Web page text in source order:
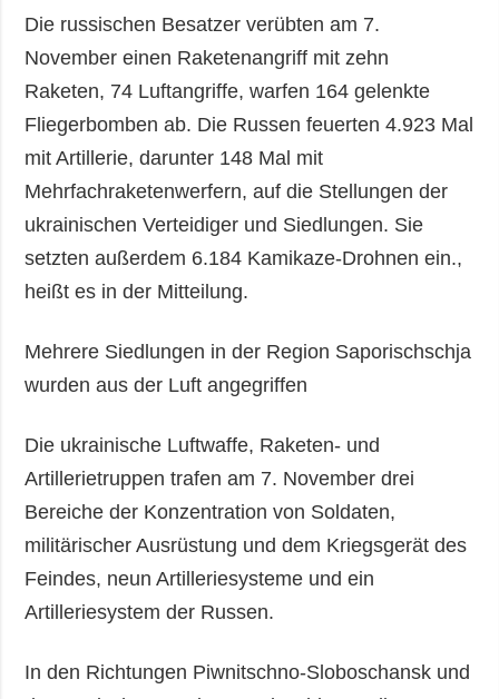
Die russischen Besatzer verübten am 7.
November einen Raketenangriff mit zehn
Raketen, 74 Luftangriffe, warfen 164 gelenkte
Fliegerbomben ab. Die Russen feuerten 4.923 Mal
mit Artillerie, darunter 148 Mal mit
Mehrfachraketenwerfern, auf die Stellungen der
ukrainischen Verteidiger und Siedlungen. Sie
setzten außerdem 6.184 Kamikaze-Drohnen ein.,
heißt es in der Mitteilung.
Mehrere Siedlungen in der Region Saporischschja
wurden aus der Luft angegriffen
Die ukrainische Luftwaffe, Raketen- und
Artillerietruppen trafen am 7. November drei
Bereiche der Konzentration von Soldaten,
militärischer Ausrüstung und dem Kriegsgerät des
Feindes, neun Artilleriesysteme und ein
Artilleriesystem der Russen.
In den Richtungen Piwnitschno-Sloboschansk und